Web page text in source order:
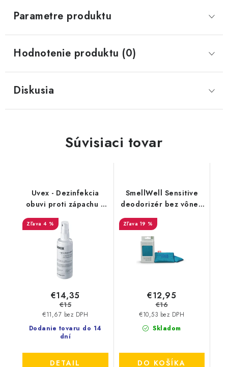
Parametre produktu
Hodnotenie produktu (0)
Diskusia
Súvisiaci tovar
Uvex - Dezinfekcia
obuvi proti zápachu a
plesniam 125ml
9698/3
4 %
Dodanie tovaru do 14
dní
€11,67 bez DPH
€14,35
€15
DETAIL
SmellWell Sensitive
deodorizér bez vône -
Blue
19 %
Skladom
€10,53 bez DPH
€12,95
€16
DO KOŠÍKA